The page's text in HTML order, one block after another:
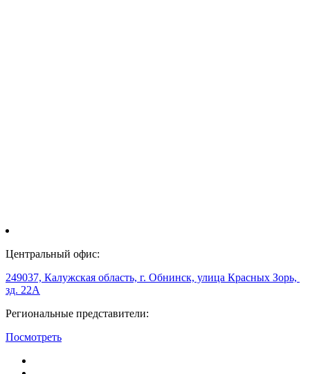
Центральный офис:
249037, Калужская область, г. Обнинск, улица Красных Зорь,
зд. 22А
Региональные представители:
Посмотреть